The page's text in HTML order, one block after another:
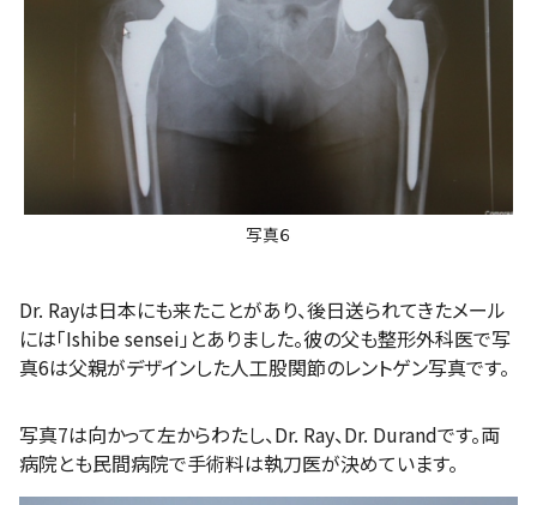
写真６
Dr. Rayは日本にも来たことがあり、後日送られてきたメール
には「Ishibe sensei」とありました。彼の父も整形外科医で写
真6は父親がデザインした人工股関節のレントゲン写真です。
写真7は向かって左からわたし、Dr. Ray、Dr. Durandです。両
病院とも民間病院で手術料は執刀医が決めています。